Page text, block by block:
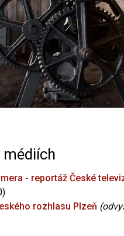
médiích
- reportáž České
rozhlasu Plzeň